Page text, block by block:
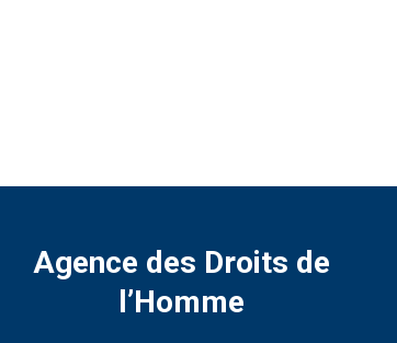
Agence des Droits de
l’Homme